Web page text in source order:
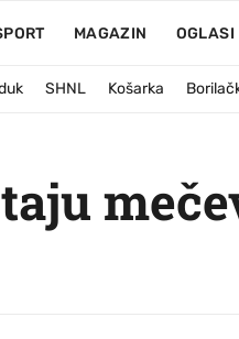
MAGAZIN OGLASI
SHNL Košarka